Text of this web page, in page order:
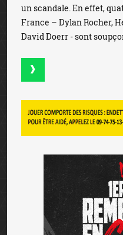
un scandale. En effet,
France – Dylan Rocher,
David Doerr - sont